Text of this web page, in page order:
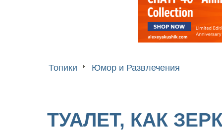
Топики Юмор и Развлечения
ТУАЛЕТ, КАК